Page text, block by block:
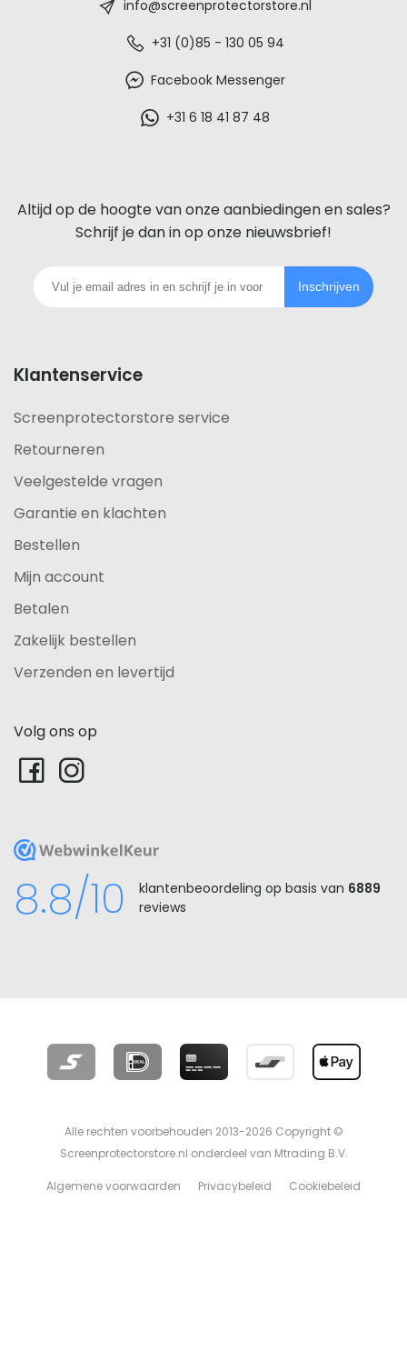
voor
iedere
telefoon
info@screenprotectorstore.nl
+31 (0)85 - 130 05 94
Facebook Messenger
+31 6 18 41 87 48
Altijd op de hoogte van onze aanbiedingen en sales?
Schrijf je dan in op onze nieuwsbrief!
Inschrijven
Klantenservice
Screenprotectorstore service
Retourneren
Veelgestelde vragen
Garantie en klachten
Bestellen
Mijn account
Betalen
Zakelijk bestellen
Verzenden en levertijd
Volg ons op
WebwinkelKeur
8.8/10 klantenbeoordeling op basis van 6889
reviews
Alle rechten voorbehouden 2013-2026 Copyright ©
Screenprotectorstore.nl onderdeel van Mtrading B.V.
Algemene voorwaarden Privacybeleid Cookiebeleid